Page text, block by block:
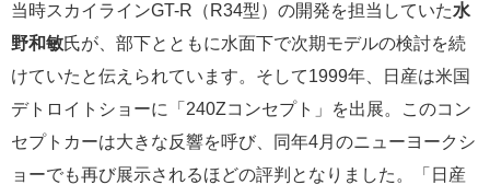
当時スカイラインGT-R（R34型）の開発を担当していた水
野和敏氏が、部下とともに水面下で次期モデルの検討を続
けていたと伝えられています。そして1999年、日産は米国
デトロイトショーに「240Zコンセプト」を出展。このコン
セプトカーは大きな反響を呼び、同年4月のニューヨークシ
ョーでも再び展示されるほどの評判となりました。「日産